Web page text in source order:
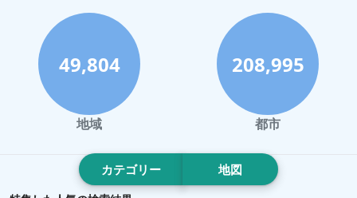
鹿児島市でのホテル
高松市でのホテル
高崎市でのホテル
小田原市でのホテル
松山市でのホテル
山梨市でのホテル
カテゴリー 地図
49,804
地域
208,995
都市